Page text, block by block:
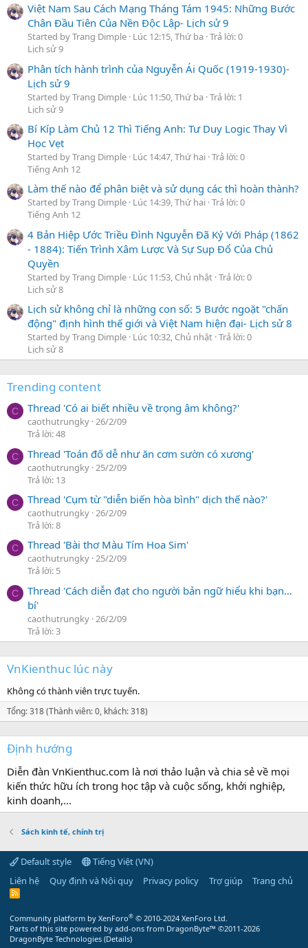
Việt Nam Sau Cách Mạng Tháng Tám 1945: Những Bước
Chân Đầu Tiên Của Nền Độc Lập- Lịch sử 9
Started by Trang Dimple Lúc 12:15, Thứ ba Trả lời: 0
Lịch sử 9
Phân tích hành trình của Nguyễn Ái Quốc (1919-1930)-
Lịch sử 9
Started by Trang Dimple Lúc 11:50, Thứ ba Trả lời: 1
Lịch sử 9
Bí Kíp Làm Chủ 12 Thì Tiếng Anh: Tư Duy Logic Thay Vì
Học Vẹt
Started by Trang Dimple Lúc 14:47, Thứ hai Trả lời: 0
Tiếng Anh 12
Làm thế nào để phân biệt và sử dụng các thì hoàn thành?
Started by Trang Dimple Lúc 14:39, Thứ hai Trả lời: 0
Tiếng Anh 12
4 Bản Hiệp Ước Triều Đình Nguyễn Đã Ký Với Pháp (1862
- 1884): Tiến Trình Xâm Lược Và Sự Sụp Đổ Của Chủ
Quyền
Started by Trang Dimple Lúc 11:53, Chủ nhật Trả lời: 0
Lịch sử 8
Lịch sử không chỉ là những con số: 5 Bước ngoặt "chấn
động" định hình thế giới và Việt Nam hiện đại- Lịch sử 8
Started by Trang Dimple Lúc 10:32, Chủ nhật Trả lời: 0
Lịch sử 8
Trending content
C Thread 'Có ai biết nhiều về trọng âm không?'
caothutrungky 26/2/09
Trả lời: 48
C Thread 'Toán đố dễ như ăn cơm sườn có xương'
caothutrungky 25/2/09
Trả lời: 13
C Thread 'Cụm từ "diễn biến hòa bình" dịch thế nào?'
caothutrungky 26/2/09
Trả lời: 8
C Thread 'Bài thơ Màu Tím Hoa Sim'
caothutrungky 25/2/09
Trả lời: 5
C
Thread 'Cách diễn đạt cho người bản ngữ hiểu khi bạn…
bí'
caothutrungky 26/2/09
Trả lời: 3
VnKienthuc lúc này
Không có thành viên trực tuyến.
Tổng: 318 (Thành viên: 0, khách: 318)
Định hướng
Diễn đàn VnKienthuc.com là nơi thảo luận và chia sẻ về mọi
kiến thức hữu ích trong học tập và cuộc sống, khởi nghiệp,
kinh doanh,...
Sách kinh tế, chính trị
Default style
Tiếng Việt (VN)
Liên hệ
Quy định và Nội quy Privacy policy Trợ giúp Trang chủ
R
Community platform by XenForo® © 2010-2024 XenForo Ltd.
Parts of this site powered by add-ons from DragonByte™ ©2011-2026
DragonByte Technologies (Details)